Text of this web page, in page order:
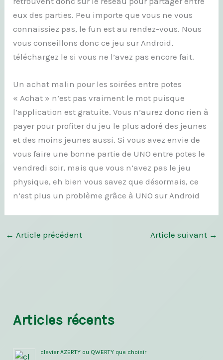
eux des parties. Peu importe que vous ne vous
connaissiez pas, le fun est au rendez-vous. Nous
vous conseillons donc ce jeu sur Android,
téléchargez le si vous ne l’avez pas encore fait.
Un achat malin pour les soirées entre potes
« Achat » n’est pas vraiment le mot puisque
l’application est gratuite. Vous n’aurez donc rien à
payer pour profiter du jeu le plus adoré des jeunes
et des moins jeunes aussi. Si vous avez envie de
vous faire une bonne partie de UNO entre potes le
vendredi soir, mais que vous n’avez pas le jeu
physique, eh bien vous savez que désormais, ce
n’est plus un problème grâce à UNO sur Android
← Article précédent Article suivant →
Articles récents
clavier AZERTY ou QWERTY que choisir